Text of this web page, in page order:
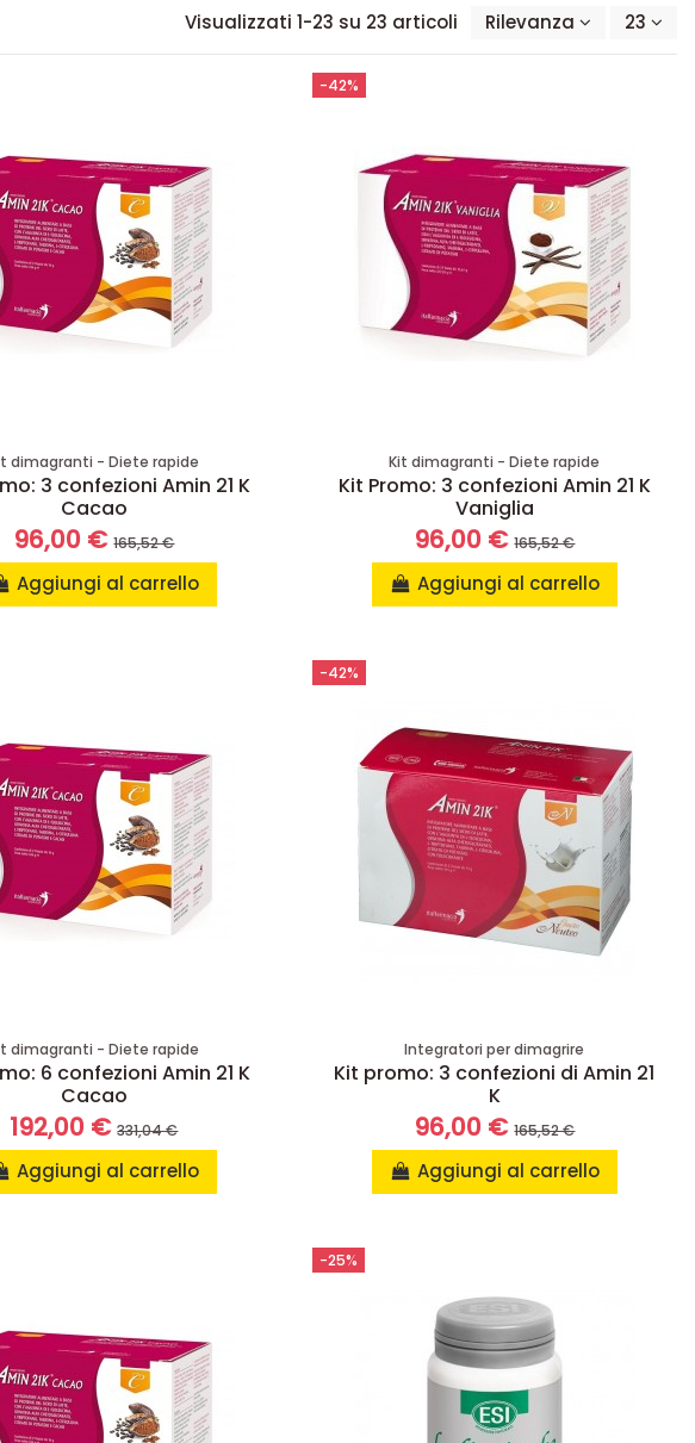
Visualizzati 1-23 su 23 articoli Rilevanza 23
dimagranti - Diete rapide
3 confezioni Amin 21 K
Cacao
96,00 €165,52 €
Aggiungi al carrello
-42%
Kit dimagranti - Diete rapide
Kit Promo: 3 confezioni Amin 21 K
Vaniglia
96,00 €165,52 €
Aggiungi al carrello
dimagranti - Diete rapide
6 confezioni Amin 21 K
Cacao
192,00 €331,04 €
Aggiungi al carrello
-42%
Integratori per dimagrire
Kit promo: 3 confezioni di Amin 21
K
96,00 €165,52 €
Aggiungi al carrello
-25%